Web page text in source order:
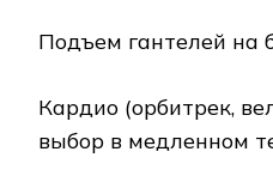
Подъем гантелей на
Кардио (орбитрек,
выбор в медленном